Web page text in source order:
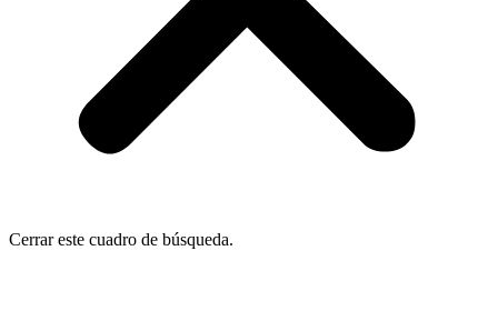
Cerrar este cuadro de búsqueda.